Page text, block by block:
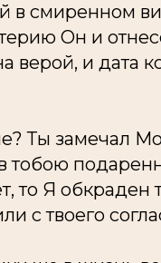
в смиренном
Он и
верой, и дата
Ты замечал
тобою
то Я обкраден
с твоего